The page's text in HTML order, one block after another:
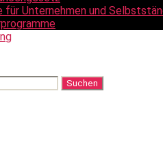
für Unternehmen und